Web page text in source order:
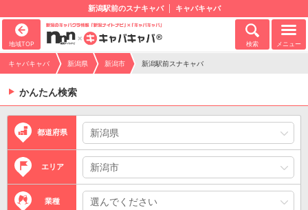
新潟駅前のスナキャバ キャバキャバ
地域TOP 検索 メニュー
キャバキャバ 新潟県 新潟市 新潟駅前スナキャバ
かんたん検索
都道府県
エリア
業種